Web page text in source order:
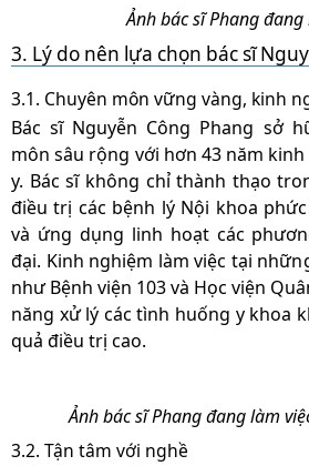
Ảnh bác sĩ Phang đang
3. Lý do nên lựa chọn bác sĩ
3.1. Chuyên môn vững vàng, kinh
Bác sĩ Nguyễn Công Phang sở
môn sâu rộng với hơn 43 năm
y. Bác sĩ không chỉ thành thạo
điều trị các bệnh lý Nội khoa
và ứng dụng linh hoạt các
đại. Kinh nghiệm làm việc tại
như Bệnh viện 103 và Học viện
năng xử lý các tình huống y khoa
quả điều trị cao.
Ảnh bác sĩ Phang đang làm
3.2. Tận tâm với nghề